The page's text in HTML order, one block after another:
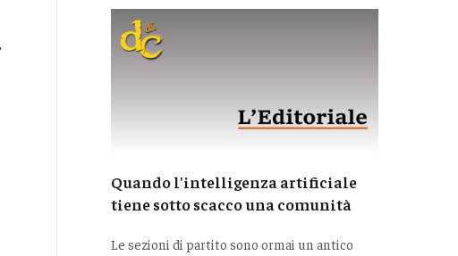
Quando l'intelligenza artificiale
tiene sotto scacco una comunità
Le sezioni di partito sono ormai un antico